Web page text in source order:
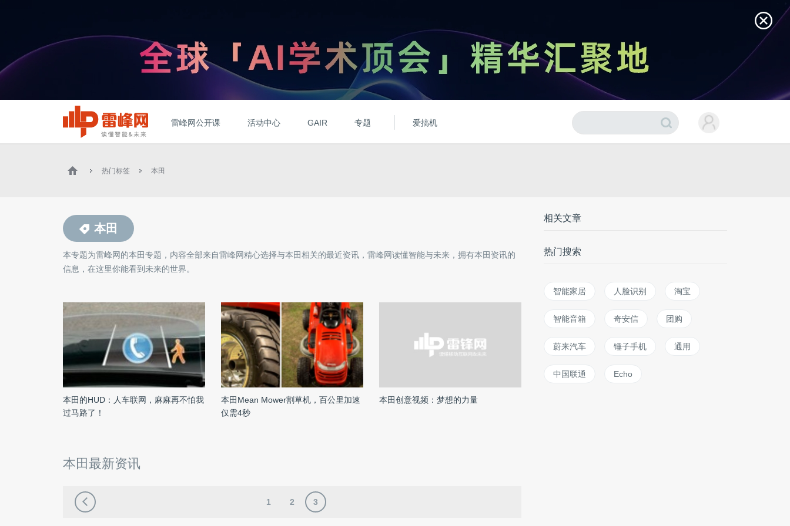
雷峰网公开课 活动中心 GAIR 专题 爱搞机
热门标签 本田
本田
本专题为雷峰网的本田专题，内容全部来自雷峰网精心选择与本田相关的最近资讯，雷峰网读懂智能与未来，拥有本田 资讯的
信息，在这里你能看到未来的世界。
本田的HUD：人车联网，麻麻再不怕我
过马路了！
本田Mean Mower割草机，百公里加速
仅需4秒
本田创意视频：梦想的力量
本田最新资讯
1 2 3
相关文章
热门搜索
智能家居 人脸识别 淘宝
智能音箱 奇安信 团购
蔚来汽车 锤子手机 通用
中国联通 Echo